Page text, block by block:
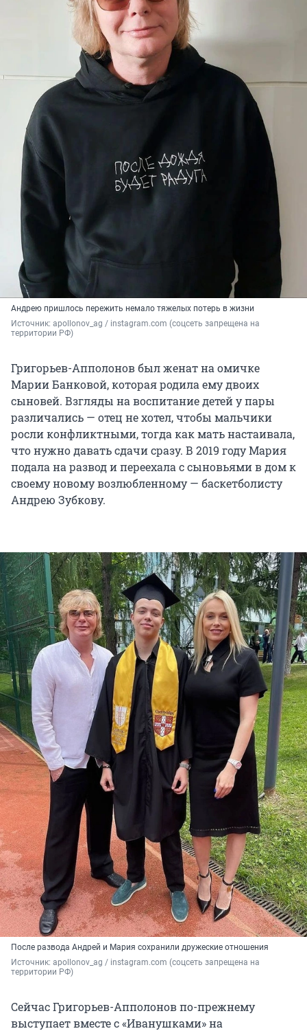
Андрею пришлось пережить немало тяжелых потерь в жизни
Источник: apollonov_ag / instagram.com (соцсеть запрещена на
территории РФ)
Григорьев-Апполонов был женат на омичке
Марии Банковой, которая родила ему двоих
сыновей. Взгляды на воспитание детей у пары
различались — отец не хотел, чтобы мальчики
росли конфликтными, тогда как мать настаивала,
что нужно давать сдачи сразу. В 2019 году Мария
подала на развод и переехала с сыновьями в дом к
своему новому возлюбленному — баскетболисту
Андрею Зубкову.
После развода Андрей и Мария сохранили дружеские отношения
Источник: apollonov_ag / instagram.com (соцсеть запрещена на
территории РФ)
Сейчас Григорьев-Апполонов по-прежнему
выступает вместе с «Иванушками» на